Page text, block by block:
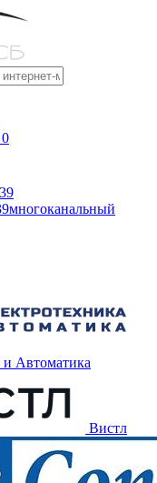
0
многоканальный
и Автоматика
Вистл